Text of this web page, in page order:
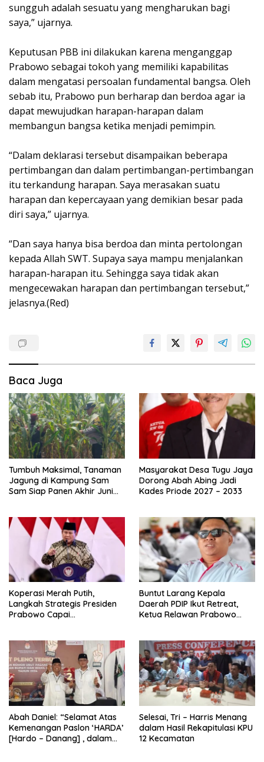
sungguh adalah sesuatu yang mengharukan bagi
saya,” ujarnya.
Keputusan PBB ini dilakukan karena menganggap
Prabowo sebagai tokoh yang memiliki kapabilitas
dalam mengatasi persoalan fundamental bangsa. Oleh
sebab itu, Prabowo pun berharap dan berdoa agar ia
dapat mewujudkan harapan-harapan dalam
membangun bangsa ketika menjadi pemimpin.
“Dalam deklarasi tersebut disampaikan beberapa
pertimbangan dan dalam pertimbangan-pertimbangan
itu terkandung harapan. Saya merasakan suatu
harapan dan kepercayaan yang demikian besar pada
diri saya,” ujarnya.
“Dan saya hanya bisa berdoa dan minta pertolongan
kepada Allah SWT. Supaya saya mampu menjalankan
harapan-harapan itu. Sehingga saya tidak akan
mengecewakan harapan dan pertimbangan tersebut,”
jelasnya.(Red)
Baca Juga
Tumbuh Maksimal, Tanaman
Jagung di Kampung Sam
Sam Siap Panen Akhir Juni
Masyarakat Desa Tugu Jaya
Dorong Abah Abing Jadi
Kades Priode 2027 – 2033
Koperasi Merah Putih,
Langkah Strategis Presiden
Prabowo Capai
Buntut Larang Kepala
Daerah PDIP Ikut Retreat,
Ketua Relawan Prabowo
Abah Daniel: “Selamat Atas
Kemenangan Paslon ‘HARDA’
[Hardo – Danang] , dalam
Selesai, Tri – Harris Menang
dalam Hasil Rekapitulasi KPU
12 Kecamatan